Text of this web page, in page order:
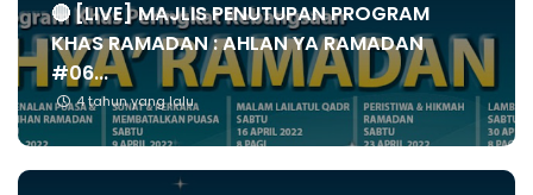
🔴 [LIVE] MAJLIS PENUTUPAN PROGRAM
KHAS RAMADAN : AHLAN YA RAMADAN
#06...
4 tahun yang lalu